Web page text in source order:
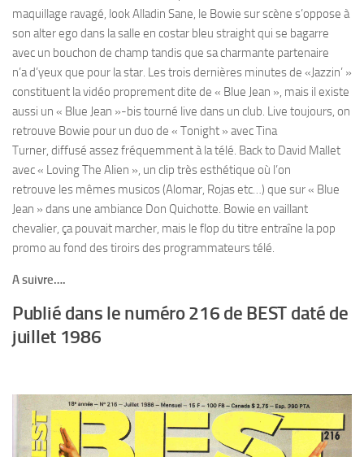
maquillage ravagé, look Alladin Sane, le Bowie sur scène s’oppose à
son alter ego dans la salle en costar bleu straight qui se bagarre
avec un bouchon de champ tandis que sa charmante partenaire
n’a d’yeux que pour la star. Les trois dernières minutes de «Jazzin’ »
constituent la vidéo proprement dite de « Blue Jean », mais il existe
aussi un « Blue Jean »-bis tourné live dans un club. Live toujours, on
retrouve Bowie pour un duo de « Tonight » avec Tina
Turner, diffusé assez fréquemment à la télé. Back to David Mallet
avec « Loving The Alien », un clip très esthétique où l’on
retrouve les mêmes musicos (Alomar, Rojas etc…) que sur « Blue
Jean » dans une ambiance Don Quichotte. Bowie en vaillant
chevalier, ça pouvait marcher, mais le flop du titre entraîne la pop
promo au fond des tiroirs des programmateurs télé.
A suivre….
Publié dans le numéro 216 de BEST daté de
juillet 1986